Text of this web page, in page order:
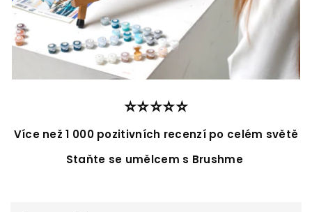
⭐️⭐️⭐️⭐️⭐️
Více než 1 000 pozitivních recenzí po celém světě
Staňte se umělcem s Brushme